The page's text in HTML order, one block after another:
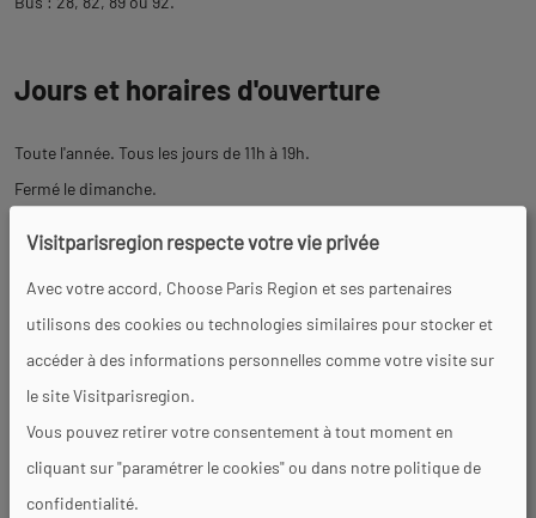
Jours et horaires d'ouverture
Toute l'année. Tous les jours de 11h à 19h.
Fermé le dimanche.
Tarifs
Visites
Langues parlées
Français
Visitparisregion respecte votre vie privée
Avec votre accord, Choose Paris Region et ses partenaires
utilisons des cookies ou technologies similaires pour stocker et
accéder à des informations personnelles comme votre visite sur
le site Visitparisregion.
Vous pouvez retirer votre consentement à tout moment en
cliquant sur "paramétrer le cookies" ou dans notre politique de
confidentialité.